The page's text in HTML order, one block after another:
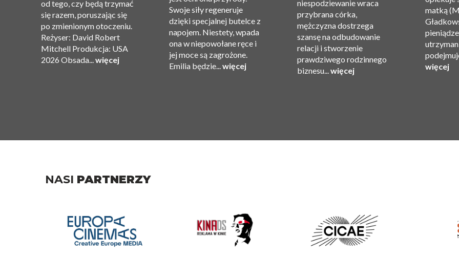
od tego, czy będą trzymać
się razem, poruszając się
po zmienionym otoczeniu.
Reżyser: David Robert
Mitchell Produkcja: USA
2026 Obsada...więcej
Swoje siły regeneruje
dzięki specjalnej butelce z
napojem. Niestety, wpada
ona w niepowołane ręce i
jej moce są zagrożone.
Emilia będzie...więcej
niespodziewanie wraca
przybrana córka,
mężczyzna dostrzega
szansę na odbudowanie
relacji i stworzenie
prawdziwego rodzinnego
biznesu...więcej
matką
więcej
NASI PARTNERZY